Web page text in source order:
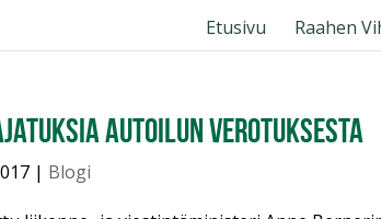
Etusivu Raahen
autoilun verotuksesta
| Blogi